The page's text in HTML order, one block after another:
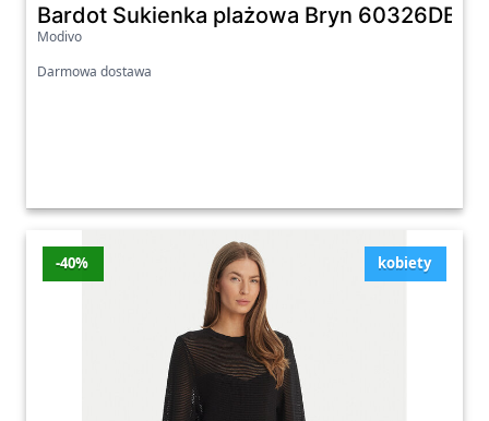
Bardot Sukienka plażowa Bryn 60326DB
Modivo
Darmowa dostawa
kobiety
-40%